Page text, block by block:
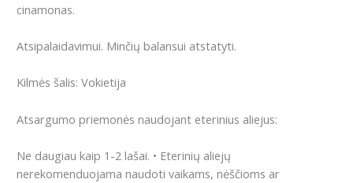
cinamonas.
Atsipalaidavimui. Minčių balansui atstatyti.
Kilmės šalis: Vokietija
Atsargumo priemonės naudojant eterinius aliejus:
Ne daugiau kaip 1-2 lašai. • Eterinių aliejų
nerekomenduojama naudoti vaikams, nėščioms ar